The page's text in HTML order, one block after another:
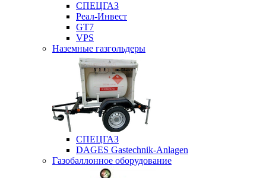
СПЕЦГАЗ
Реал-Инвест
GT7
VPS
Наземные газгольдеры
СПЕЦГАЗ
DAGES Gastechnik-Anlagen
Газобаллонное оборудование